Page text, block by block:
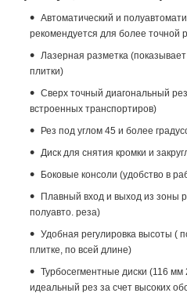
Автоматический и
рекомендуется для более точной
Лазерная разметка
плитки)
Сверх точный диагональный
встроенных транспортиров)
Рез под углом 45 и более
Диск для снятия кромки и
Боковые консоли (удобство в
Плавный вход и выход из зоны
полуавто. реза)
Удобная регулировка высоты (
плитке, по всей длине)
Турбосегментные диски (116
идеальный рез за счет высоких